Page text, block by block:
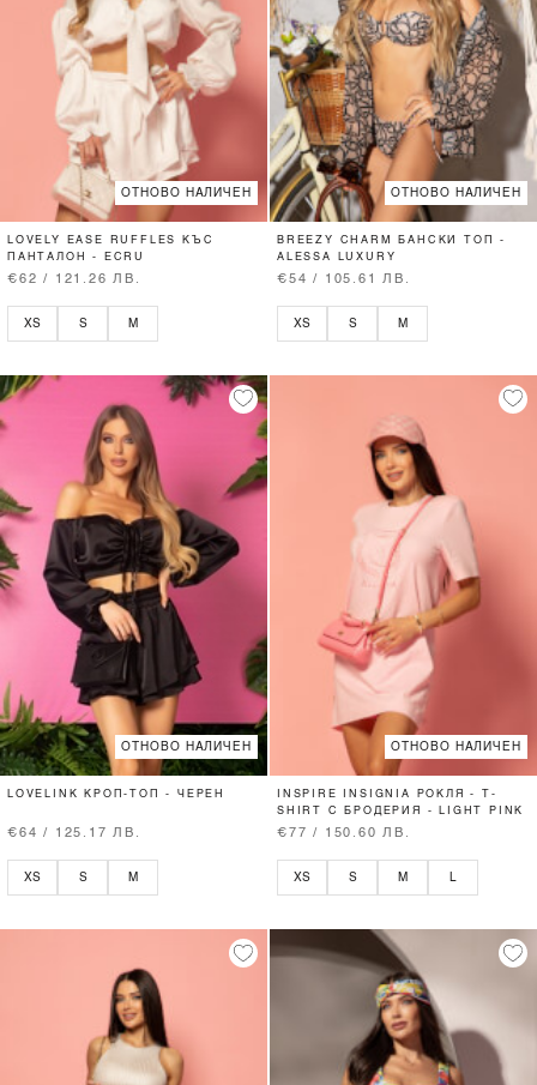
ОТНОВО НАЛИЧЕН
LOVELY EASE RUFFLES КЪС
ПАНТАЛОН - ECRU
€62 / 121.26 ЛВ.
XS S M
ОТНОВО НАЛИЧЕН
BREEZY CHARM БАНСКИ ТОП -
ALESSA LUXURY
€54 / 105.61 ЛВ.
XS S M
ОТНОВО НАЛИЧЕН
LOVELINK КРОП-ТОП - ЧЕРЕН
€64 / 125.17 ЛВ.
XS S M
ОТНОВО НАЛИЧЕН
INSPIRE INSIGNIA РОКЛЯ - T-
SHIRT С БРОДЕРИЯ - LIGHT PINK
€77 / 150.60 ЛВ.
XS S M L